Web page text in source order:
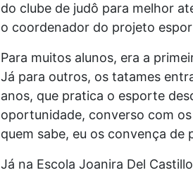
do clube de judô para melhor
o coordenador do projeto
Para muitos alunos, era a
Já para outros, os tatames
anos, que pratica o esporte
oportunidade, converso com
quem sabe, eu os convença de
Já na Escola Joanira Del